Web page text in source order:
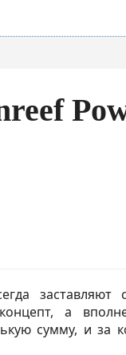
заставляют
а
сумму, и за